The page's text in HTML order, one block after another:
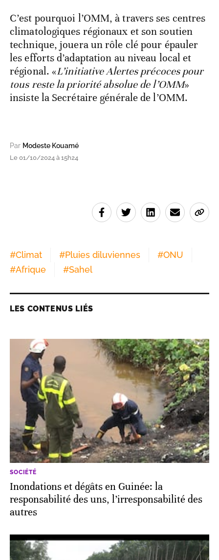
C’est pourquoi l’OMM, à travers ses centres
climatologiques régionaux et son soutien
technique, jouera un rôle clé pour épauler
les efforts d’adaptation au niveau local et
régional. «L’initiative Alertes précoces pour
tous reste la priorité absolue de l’OMM»
insiste la Secrétaire générale de l’OMM.
Par Modeste Kouamé
Le 01/10/2024 à 15h24
#Climat #Pluies diluviennes #ONU
#Afrique #Sahel
LES CONTENUS LIÉS
SOCIÉTÉ
Inondations et dégâts en Guinée: la
responsabilité des uns, l’irresponsabilité des
autres